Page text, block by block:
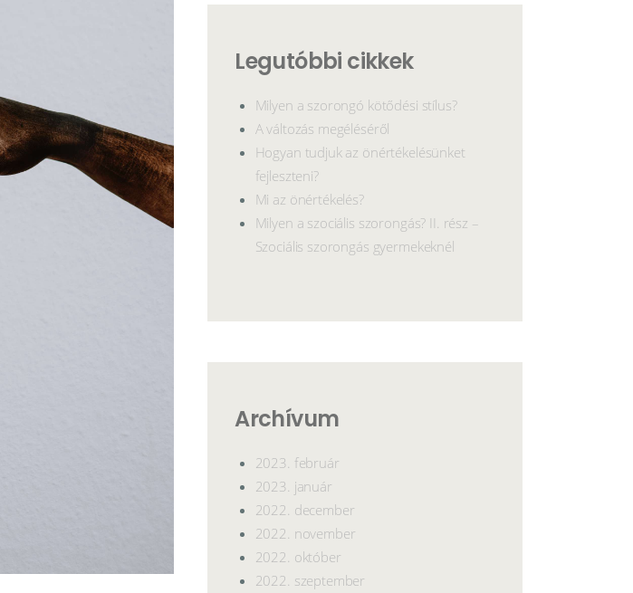
Legutóbbi cikkek
Milyen a szorongó kötődési stílus?
A változás megéléséről
Hogyan tudjuk az önértékelésünket
fejleszteni?
Mi az önértékelés?
Milyen a szociális szorongás? II. rész –
Szociális szorongás gyermekeknél
Archívum
2023. február
2023. január
2022. december
2022. november
2022. október
2022. szeptember